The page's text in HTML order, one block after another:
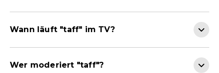
Wann läuft "taff" im TV?
Wer moderiert "taff"?